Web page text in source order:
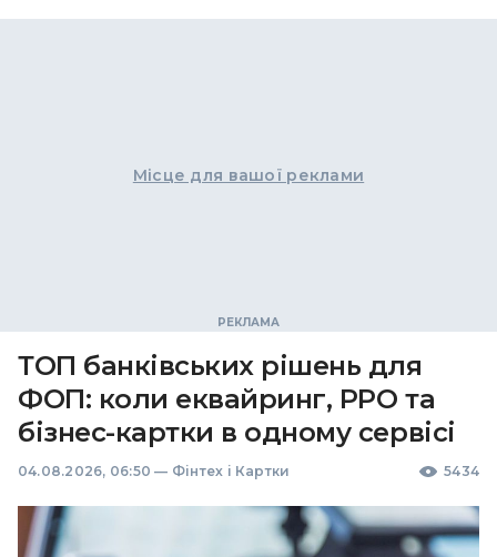
Місце для вашої реклами
ТОП банківських рішень для
ФОП: коли еквайринг, РРО та
бізнес-картки в одному сервісі
04.08.2026, 06:50 — Фінтех і Картки 5434